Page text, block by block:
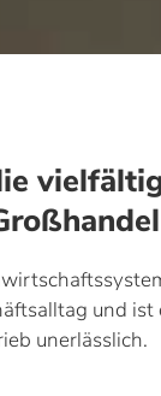
und ist
unerlässlich.